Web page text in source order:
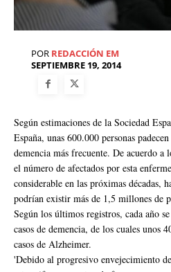
POR REDACCIÓN EM
SEPTIEMBRE 19, 2014
Según estimaciones de la Sociedad
España, unas 600.000 personas
demencia más frecuente. De acuerdo a
el número de afectados por esta
considerable en las próximas décadas,
podrían existir más de 1,5 millones de
Según los últimos registros, cada año
casos de demencia, de los cuales unos
casos de Alzheimer.
'Debido al progresivo envejecimiento